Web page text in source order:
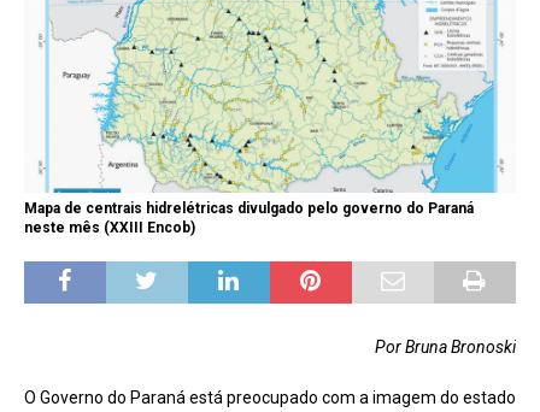
Mapa de centrais hidrelétricas divulgado pelo governo do Paraná
neste mês (XXIII Encob)
Por Bruna Bronoski
O Governo do Paraná está preocupado com a imagem do estado